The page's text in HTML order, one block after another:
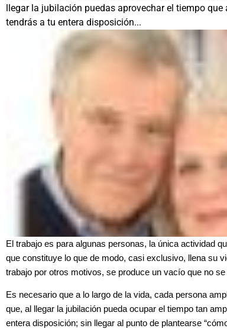
llegar la jubilación puedas aprovechar el tiempo
tendrás a tu entera disposición...
El trabajo es para algunas personas, la única actividad
que constituye lo que de modo, casi exclusivo, llena su
trabajo por otros motivos, se produce un vacío que no
Es necesario que a lo largo de la vida, cada persona
que, al llegar la jubilación pueda ocupar el tiempo tan
entera disposición; sin llegar al punto de plantearse